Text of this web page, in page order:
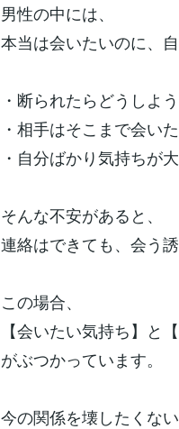
男性の中には、
本当は会いたいのに、
・断られたらどうしよう
・相手はそこまで会い
・自分ばかり気持ちが
そんな不安があると、
連絡はできても、会う
この場合、
【会いたい気持ち】と
がぶつかっています。
今の関係を壊したくない